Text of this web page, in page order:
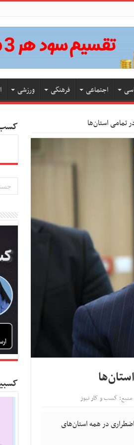
اجتماعی فرهنگی ورزشی
تمامی استان‌ها
منبع: کسب و کار نیوز
در همه استان‌های
کسب